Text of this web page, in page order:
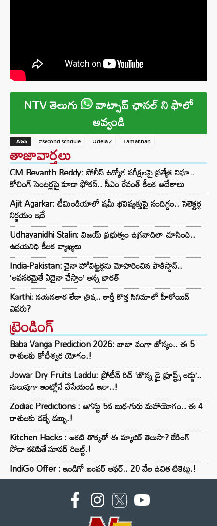
NTV తెలుగు వాట్సాప్ ఛానల్ ని ఫాలో
అవ్వండి
TAGS #second schdule Odela 2 Tamannah
తాజావార్తలు
CM Revanth Reddy: పోలీస్ ఉద్యోగ పరీక్షలపై ప్రత్యేక నిఘా..
కోచింగ్ సెంటర్లపై కూడా ఫోకస్.. సీఎం రేవంత్ కీలక ఆదేశాలు
Ajit Agarkar: టీమిండియాలో షమీ భవిష్యత్తుపై సందిగ్ధం.. సెలెక్టర్ల
నిర్ణయం ఇదే
Udhayanidhi Stalin: విజయ్ ప్రభుత్వం ఉగ్రవాదిలా చూసింది..
ఉదయనిధి కీలక వ్యాఖ్యలు
India-Pakistan: చైనా హోవిట్జర్లను మోహరించిన పాకిస్థాన్..
‘అవసరమైతే ఏదైనా చేస్తాం’ అన్న భారత్
Karthi: నయనతార లేదా త్రిష.. కార్తీ కొత్త సినిమాలో హీరోయిన్
ఎవరు?
ట్రెండింగ్‌
Baba Vanga Prediction 2026: బాబా వంగా జోస్యం.. ఈ 5
రాశులకు కోటీశ్వర యోగం.!
Jowar Dry Fruits Laddu: ప్రోటీన్ రిచ్ ‘జొన్న డ్రై ఫ్రూప్ట్స్ లడ్డు’..
సులువుగా ఇంట్లోనే చేసేయండి ఇలా..!
Zodiac Predictions : ఆగస్టు 5న బుధ-గురు మహాయోగం.. ఈ 4
రాశులకు డబ్బే డబ్బు.!
Kitchen Hacks : అరటి తొక్కతో ఈ మ్యాజిక్ తెలుసా? బేకింగ్
సోడా కలిపితే సూపర్ రిజల్ట్.!
IndiGo Offer : ఇండిగో బంపర్ ఆఫర్.. 20 వేల ఉచిత టికెట్లు.!